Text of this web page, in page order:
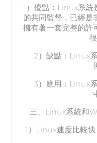
1）優點：Linux系統
的共同監督，已經是
擁有著一套完整的許
2）缺點：Linux
3）應用：Linux
三、Linux系統
1）Linux速度比